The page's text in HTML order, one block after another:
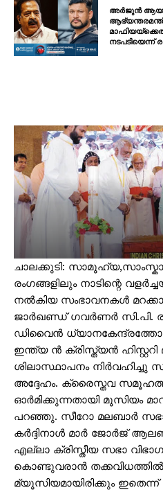
അർജുൻ
നടപടിയെന്ന്
ചാലക്കുടി:
രംഗങ്ങളിലും നാടിന്റെ
നൽകിയ സംഭാവനകൾ
ജാർഖണ്ഡ് ഗവർണർ സി.പി.
ഡിവൈൻ
ഇന്ത്യ ൻ ക്രിസ്ത്യൻ
ശിലാസ്ഥാപനം നിർവഹിച്ചു
അദ്ദേഹം. ക്രൈസ്തവ
ഓർമിക്കുന്നതായി മൂസിയം
പറഞ്ഞു. സീറോ മലബാർ സഭാ
കർദ്ദിനാൾ മാർ ജോർജ്
എല്ലാ ക്രിസ്തീയ സഭാ
കൊണ്ടുവരാൻ
മ്യൂസിയമായിരിക്കും